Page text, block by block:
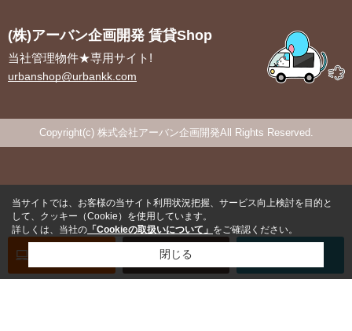
お問い合わせ
(株)アーバン企画開発 賃貸Shop
当社管理物件★専用サイト!
urbanshop@urbankk.com
Copyright(c) 株式会社アーバン企画開発All Rights Reserved.
当サイトでは、お客様の当サイト利用状況把握、サービス向上検討を目的と
して、クッキー（Cookie）を使用しています。
詳しくは、当社の 「Cookieの取扱いについて」 をご確認ください。
閉じる